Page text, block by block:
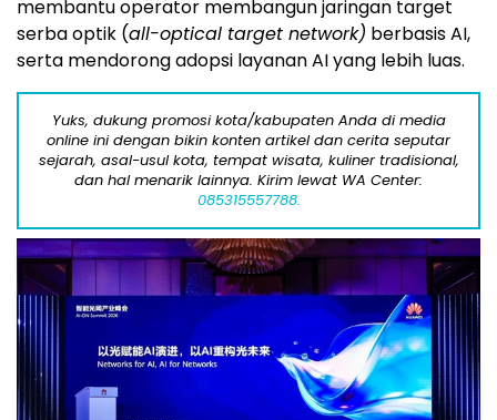
membantu operator membangun jaringan target
serba optik (all-optical target network) berbasis AI,
serta mendorong adopsi layanan AI yang lebih luas.
Yuks, dukung promosi kota/kabupaten Anda di media
online ini dengan bikin konten artikel dan cerita seputar
sejarah, asal-usul kota, tempat wisata, kuliner tradisional,
dan hal menarik lainnya. Kirim lewat WA Center:
085315557788.